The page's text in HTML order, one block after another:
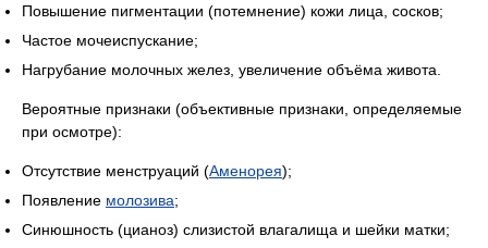
Повышение пигментации (потемнение) кожи лица, сосков;
Частое мочеиспускание;
Нагрубание молочных желез, увеличение объёма живота.
Вероятные признаки (объективные признаки, определяемые
при осмотре):
Отсутствие менструаций (Аменорея);
Появление молозива;
Синюшность (цианоз) слизистой влагалища и шейки матки;